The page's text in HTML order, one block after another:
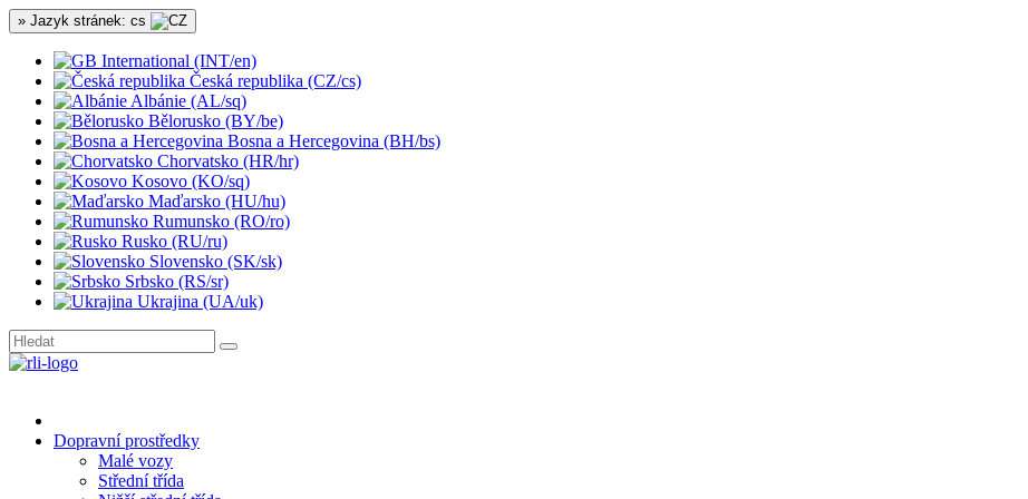
» Jazyk stránek: cs
International (INT/en)
Česká republika (CZ/cs)
Albánie (AL/sq)
Bělorusko (BY/be)
Bosna a Hercegovina (BH/bs)
Chorvatsko (HR/hr)
Kosovo (KO/sq)
Maďarsko (HU/hu)
Rumunsko (RO/ro)
Rusko (RU/ru)
Slovensko (SK/sk)
Srbsko (RS/sr)
Ukrajina (UA/uk)
Dopravní prostředky
Malé vozy
Střední třída